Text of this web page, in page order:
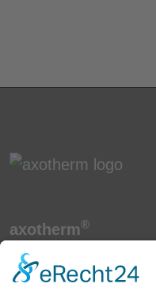
axotherm®
Rudi Ax GmbH
Wallhausenstraße 51